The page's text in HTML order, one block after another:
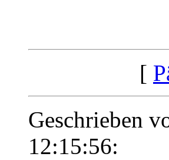
[
Geschrieben
12:15:56: